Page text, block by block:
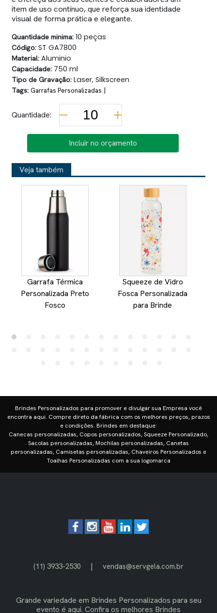
item de uso contínuo, que reforça sua identidade
visual de forma prática e elegante.
Quantidade minima: 10 peças
Código: ST GA7800
Material: Aluminio
Capacidade: 750 ml
Tipo de Gravação: Laser, Silkscreen
Tags: Garrafas Personalizadas |
Quantidade:
Incluir no orçamento
Veja também
Garrafa Térmica
Personalizada Preto
Fosco
Squeeze de Vidro
Fosca Personalizada
para Brinde
Brindes Personalizados para promover e divulgar sua Empresa você
encontra aqui. Compre direto da fábrica com os melhores preços, prazos
e condições. Brindes em destaque:
Canecas personalizadas, Copos personalizados, Squeeze Personalizado,
Sacolas personalizadas, Mochilas personalizadas, Canetas
personalizadas, Camisetas personalizadas, Chaveiros Personalizados e
Toalhas Personalizadas com a sua logomarca
(11) 3933-2530 | vendas@servgela.com.br
Grande variedade em Brindes Personalizados para seu
evento é aqui. Confira os melhores Brindes